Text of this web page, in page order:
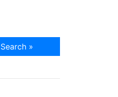
Search »